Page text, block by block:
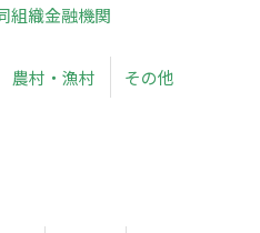
組織金融機関
農村・漁村 その他